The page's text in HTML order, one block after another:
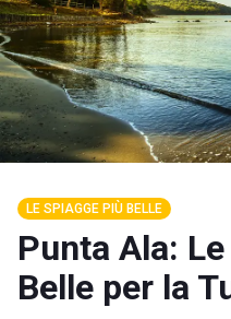
LE SPIAGGE PIÙ BELLE
Punta Ala:
Belle per la